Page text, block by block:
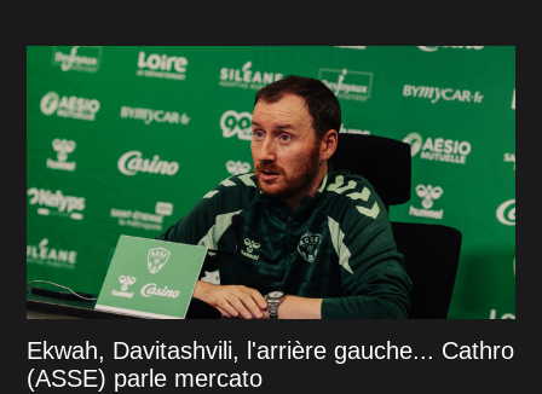
Ekwah, Davitashvili, l'arrière gauche... Cathro
(ASSE) parle mercato